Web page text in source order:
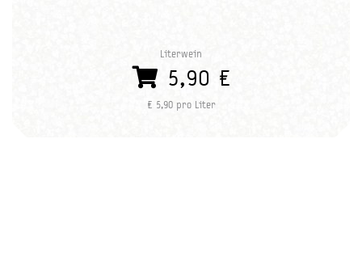
Literwein
5,90 €
€ 5,90 pro Liter